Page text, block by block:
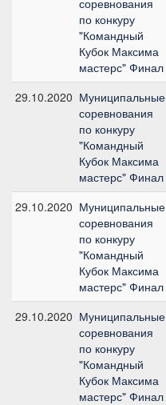
соревнования
по конкуру
"Командный
Кубок Максима
мастерс" Финал
29.10.2020 Муниципальные
соревнования
по конкуру
"Командный
Кубок Максима
мастерс" Финал
29.10.2020 Муниципальные
соревнования
по конкуру
"Командный
Кубок Максима
мастерс" Финал
29.10.2020 Муниципальные
соревнования
по конкуру
"Командный
Кубок Максима
мастерс" Финал